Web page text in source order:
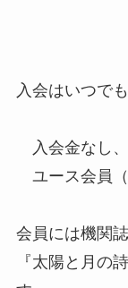
入会はいつで
入会金なし、
ユース会員（
会員には機関
『太陽と月の